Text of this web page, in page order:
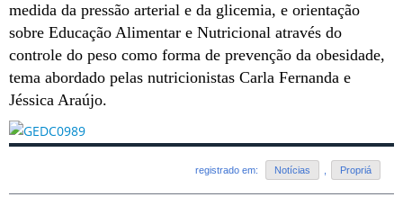
medida da pressão arterial e da glicemia, e orientação
sobre Educação Alimentar e Nutricional através do
controle do peso como forma de prevenção da obesidade,
tema abordado pelas nutricionistas Carla Fernanda e
Jéssica Araújo.
registrado em: Notícias Propriá